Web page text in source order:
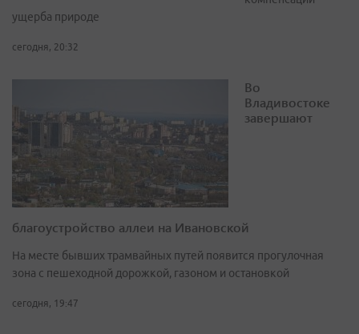
ущерба природе
сегодня, 20:32
Во
Владивостоке
завершают
благоустройство аллеи на Ивановской
На месте бывших трамвайных путей появится прогулочная
зона с пешеходной дорожкой, газоном и остановкой
сегодня, 19:47